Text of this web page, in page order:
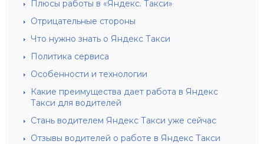
Плюсы работы в «Яндекс. Такси»
Отрицательные стороны
Что нужно знать о Яндекс Такси
Политика сервиса
Особенности и технологии
Какие преимущества дает работа в Яндекс
Такси для водителей
Стань водителем Яндекс Такси уже сейчас
Отзывы водителей о работе в Яндекс Такси